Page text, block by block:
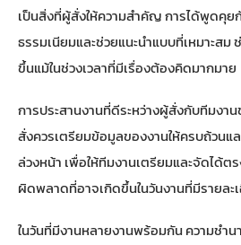
เป็นสิ่งที่ผู้สั่งให้ความสำคัญ การได้พูดคุย
ธรรมเนียมและช่วยแนะนำแบบที่เหมาะสม
ขึ้นแม้ในช่วงเวลาที่มีเรื่องต้องคิดมากมาย
การประสานงานที่ดีระหว่างผู้สั่งกับทีมงา
สั่งควรเตรียมข้อมูลของงานให้ครบถ้วนแ
ล่วงหน้า เพื่อให้ทีมงานเตรียมและจัดได้
ผิดพลาดที่อาจเกิดขึ้นในวันงานที่มีรายละ
ในวันที่มีงานหลายงานพร้อมกัน ความชำ